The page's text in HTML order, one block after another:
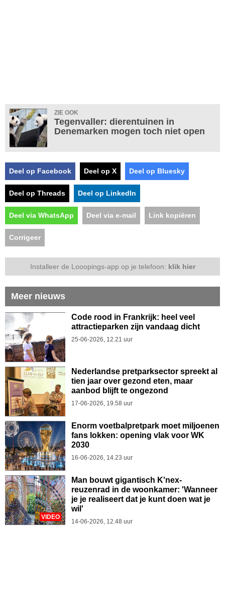
ZIE OOK
Tegenvaller: dierentuinen in
Denemarken mogen toch niet open
Deel op Facebook Deel op X Deel op Bluesky
Deel op Threads Deel op LinkedIn
Deel via WhatsApp Deel via e-mail Link kopiëren
Corrigeer
Installeer de Looopings-app op je telefoon: klik hier
Meer nieuws
Code rood in Frankrijk: heel veel
attractieparken zijn vandaag dicht
25-06-2026, 12.21 uur
Nederlandse pretparksector spreekt al
tien jaar over gezond eten, maar
aanbod blijft te ongezond
17-06-2026, 19.58 uur
Enorm voetbalpretpark moet miljoenen
fans lokken: opening vlak voor WK
2030
16-06-2026, 14.23 uur
VIDEO
Man bouwt gigantisch K'nex-
reuzenrad in de woonkamer: 'Wanneer
je je realiseert dat je kunt doen wat je
wil'
14-06-2026, 12.48 uur